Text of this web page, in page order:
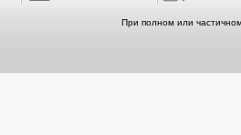
При полном или